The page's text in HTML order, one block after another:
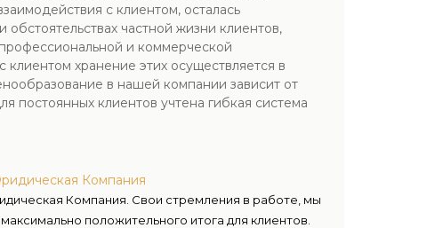
с клиентом, осталась
частной жизни клиентов,
и коммерческой
хранение этих осуществляется в
в нашей компании зависит от
постоянных клиентов учтена гибкая система
Компания
Компания. Свои стремления в работе, мы
положительного итога для клиентов.